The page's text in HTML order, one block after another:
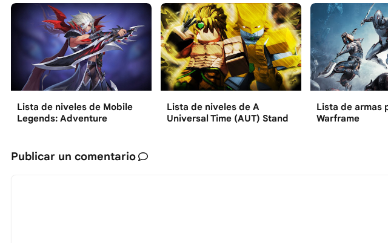
Lista de niveles de Mobile
Legends: Adventure
Lista de niveles de A
Universal Time (AUT) Stand
Lista de armas
Warframe
Publicar un comentario